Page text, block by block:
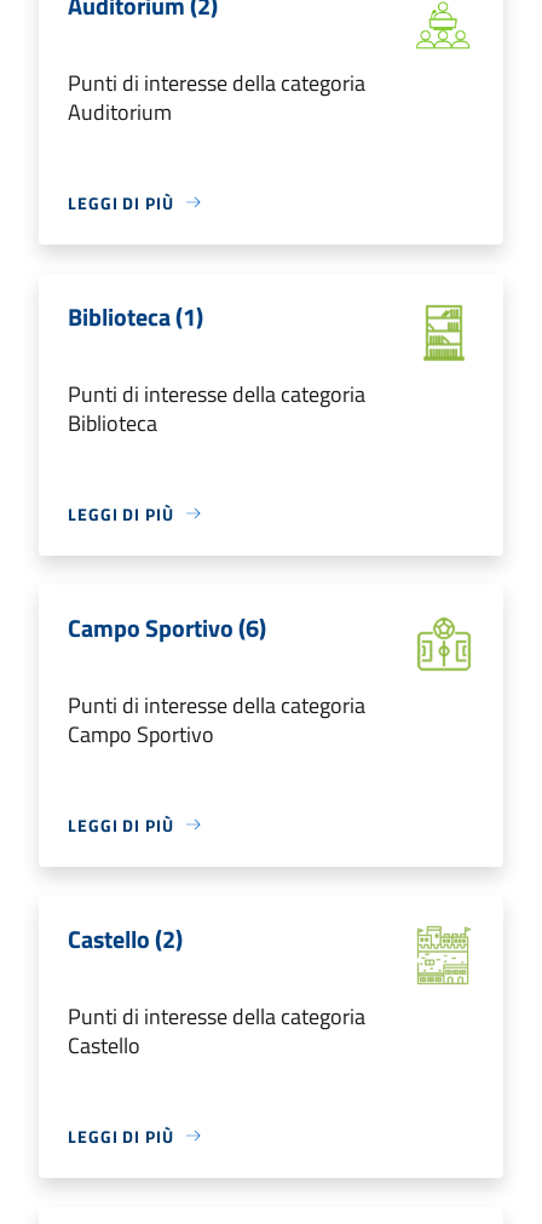
Punti di interesse della categoria
Auditorium
LEGGI DI PIÙ
Biblioteca (1)
Punti di interesse della categoria
Biblioteca
LEGGI DI PIÙ
Campo Sportivo (6)
Punti di interesse della categoria
Campo Sportivo
LEGGI DI PIÙ
Castello (2)
Punti di interesse della categoria
Castello
LEGGI DI PIÙ